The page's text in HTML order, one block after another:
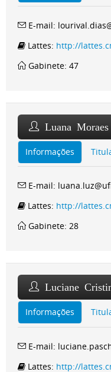
E-mail:
Lattes: http://
Gabinete: 47
Luana
Informações
E-mail:
Lattes: http://
Gabinete: 28
Luciane
Informações
E-mail:
Lattes: http://